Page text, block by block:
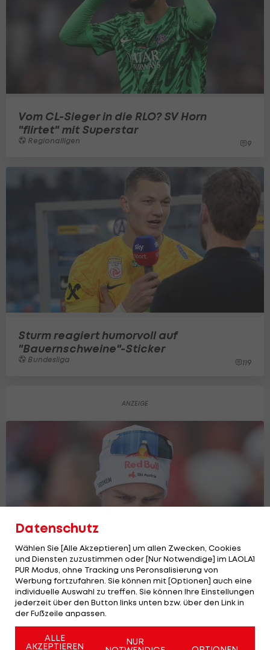
Vom CL-Sieger in die RLO? SV Horn
"flirtet" mit Superstar
Regionalligen 9
Sturm reagiert humorvoll auf
"Bauernschweine"-Sticker
Bundesliga 119
Morddrohungen gegen ÖSV-Star
Lamparter!
Nord. Kombi
Datenschutz
Wählen Sie [Alle Akzeptieren] um allen Zwecken, Cookies
und Diensten zuzustimmen oder [Nur Notwendige] im LAOLA1
PUR Modus, ohne Tracking uns Peronsalisierung von
Werbung fortzufahren. Sie können mit [Optionen] auch eine
individuelle Auswahl zu treffen. Sie können Ihre Einstellungen
jederzeit über den Button links unten bzw. über den Link in
der Fußzeile anpassen.
ALLE
AKZEPTIEREN
NUR